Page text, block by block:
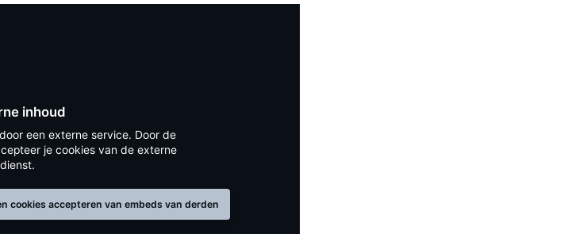
inhoud
een externe service. Door de
je cookies van de externe
dienst.
cookies accepteren van embeds van derden